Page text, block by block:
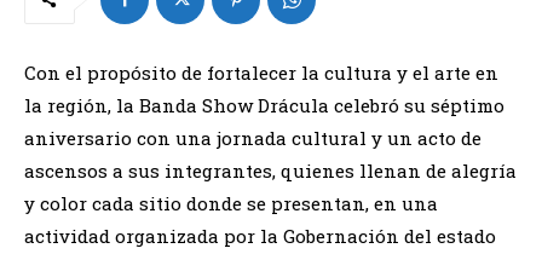
Con el propósito de fortalecer la cultura y el arte en
la región, la Banda Show Drácula celebró su séptimo
aniversario con una jornada cultural y un acto de
ascensos a sus integrantes, quienes llenan de alegría
y color cada sitio donde se presentan, en una
actividad organizada por la Gobernación del estado